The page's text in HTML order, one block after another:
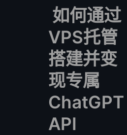
如何通过
VPS托管
搭建并变
现专属
ChatGPT
API